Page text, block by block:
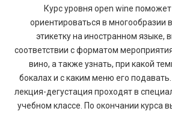
Курс уровня open wine
ориентироваться в многообразии
этикетку на иностранном языке,
соответствии с форматом
вино, а также узнать, при какой
бокалах и с каким меню его
лекция-дегустация проходят в
учебном классе. По окончании курса